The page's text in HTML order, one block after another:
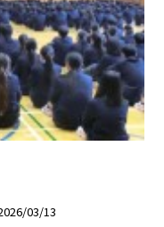
03/13